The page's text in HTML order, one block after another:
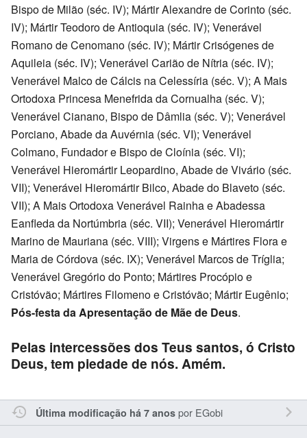
Bispo de Milão (séc. IV); Mártir Alexandre de Corinto (séc.
IV); Mártir Teodoro de Antioquia (séc. IV); Venerável
Romano de Cenomano (séc. IV); Mártir Crisógenes de
Aquileia (séc. IV); Venerável Carião de Nítria (séc. IV);
Venerável Malco de Cálcis na Celessíria (séc. V); A Mais
Ortodoxa Princesa Menefrida da Cornualha (séc. V);
Venerável Cianano, Bispo de Dâmlia (séc. V); Venerável
Porciano, Abade da Auvérnia (séc. VI); Venerável
Colmano, Fundador e Bispo de Cloínia (séc. VI);
Venerável Hieromártir Leopardino, Abade de Vivário (séc.
VII); Venerável Hieromártir Bilco, Abade do Blaveto (séc.
VII); A Mais Ortodoxa Venerável Rainha e Abadessa
Eanfleda da Nortúmbria (séc. VII); Venerável Hieromártir
Marino de Mauriana (séc. VIII); Virgens e Mártires Flora e
Maria de Córdova (séc. IX); Venerável Marcos de Tríglia;
Venerável Gregório do Ponto; Mártires Procópio e
Cristóvão; Mártires Filomeno e Cristóvão; Mártir Eugênio;
Pós-festa da Apresentação de Mãe de Deus.
Pelas intercessões dos Teus santos, ó Cristo
Deus, tem piedade de nós. Amém.
Última modificação há 7 anospor EGobi